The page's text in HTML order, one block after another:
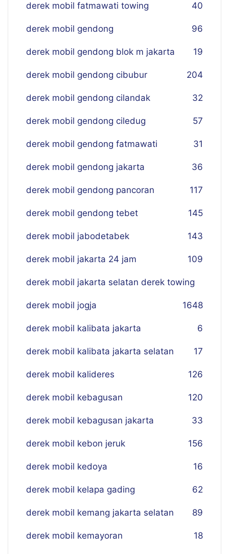
derek mobil fatmawati towing 40
derek mobil gendong 96
derek mobil gendong blok m jakarta 19
derek mobil gendong cibubur 204
derek mobil gendong cilandak 32
derek mobil gendong ciledug 57
derek mobil gendong fatmawati 31
derek mobil gendong jakarta 36
derek mobil gendong pancoran 117
derek mobil gendong tebet 145
derek mobil jabodetabek 143
derek mobil jakarta 24 jam 109
derek mobil jakarta selatan derek towing
48
derek mobil jogja 16
derek mobil kalibata jakarta 6
derek mobil kalibata jakarta selatan 17
derek mobil kalideres 126
derek mobil kebagusan 120
derek mobil kebagusan jakarta 33
derek mobil kebon jeruk 156
derek mobil kedoya 16
derek mobil kelapa gading 62
derek mobil kemang jakarta selatan 89
derek mobil kemayoran 18